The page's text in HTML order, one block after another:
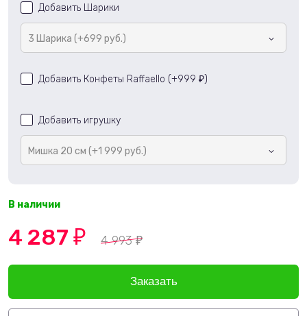
Добавить Шарики
3 Шарика (+699 руб.)
Добавить Конфеты Raffaello (+999 ₽ )
Добавить игрушку
Мишка 20 см (+1 999 руб.)
В наличии
4 287 ₽ 4 993₽